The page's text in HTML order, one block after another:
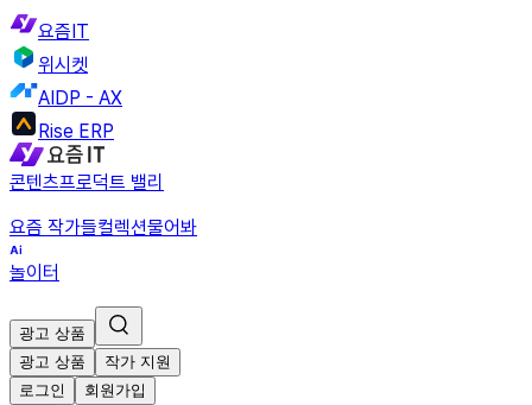
요즘IT
위시켓
AIDP - AX
Rise ERP
콘텐츠프로덕트 밸리
요즘 작가들컬렉션물어봐
놀이터
광고 상품
광고 상품
작가 지원
로그인
회원가입